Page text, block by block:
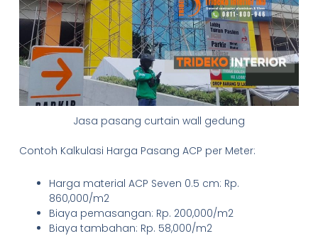
Jasa pasang curtain wall gedung
Contoh Kalkulasi Harga Pasang ACP per Meter:
Harga material ACP Seven 0.5 cm: Rp.
860,000/m2
Biaya pemasangan: Rp. 200,000/m2
Biaya tambahan: Rp. 58,000/m2